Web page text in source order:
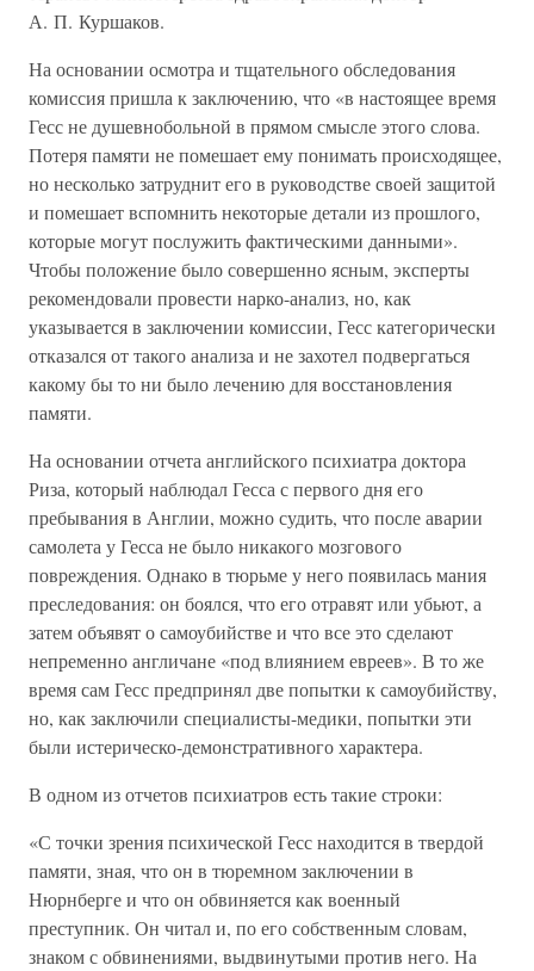
А. П. Куршаков.
На основании осмотра и тщательного обследования
комиссия пришла к заключению, что «в настоящее время
Гесс не душевнобольной в прямом смысле этого слова.
Потеря памяти не помешает ему понимать происходящее,
но несколько затруднит его в руководстве своей защитой
и помешает вспомнить некоторые детали из прошлого,
которые могут послужить фактическими данными».
Чтобы положение было совершенно ясным, эксперты
рекомендовали провести нарко-анализ, но, как
указывается в заключении комиссии, Гесс категорически
отказался от такого анализа и не захотел подвергаться
какому бы то ни было лечению для восстановления
памяти.
На основании отчета английского психиатра доктора
Риза, который наблюдал Гесса с первого дня его
пребывания в Англии, можно судить, что после аварии
самолета у Гесса не было никакого мозгового
повреждения. Однако в тюрьме у него появилась мания
преследования: он боялся, что его отравят или убьют, а
затем объявят о самоубийстве и что все это сделают
непременно англичане «под влиянием евреев». В то же
время сам Гесс предпринял две попытки к самоубийству,
но, как заключили специалисты-медики, попытки эти
были истерическо-демонстративного характера.
В одном из отчетов психиатров есть такие строки:
«С точки зрения психической Гесс находится в твердой
памяти, зная, что он в тюремном заключении в
Нюрнберге и что он обвиняется как военный
преступник. Он читал и, по его собственным словам,
знаком с обвинениями, выдвинутыми против него. На